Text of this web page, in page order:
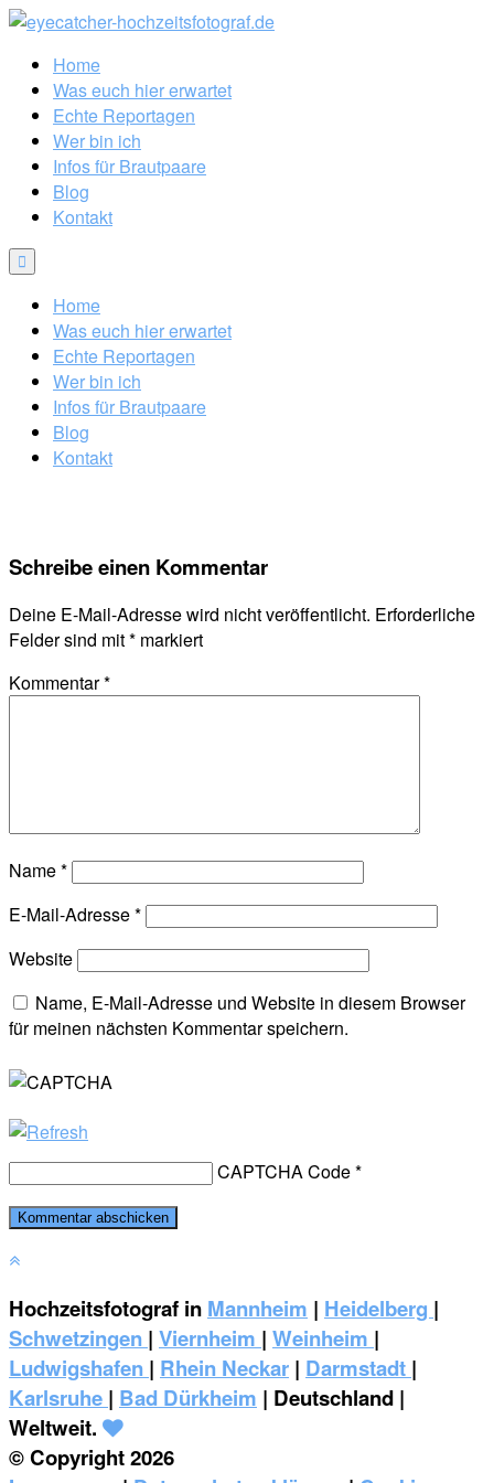
Home
Was euch hier erwartet
Echte Reportagen
Wer bin ich
Infos für Brautpaare
Blog
Kontakt
Home
Was euch hier erwartet
Echte Reportagen
Wer bin ich
Infos für Brautpaare
Blog
Kontakt
Schreibe einen Kommentar
Deine E-Mail-Adresse wird nicht veröffentlicht. Erforderliche
Felder sind mit* markiert
Kommentar*
Name*
E-Mail-Adresse*
Website
Name, E-Mail-Adresse und Website in diesem Browser
für meinen nächsten Kommentar speichern.
CAPTCHA Code*
Hochzeitsfotograf in Mannheim | Heidelberg |
Schwetzingen | Viernheim | Weinheim |
‎Ludwigshafen | Rhein Neckar | Darmstadt |
Karlsruhe | Bad Dürkheim | Deutschland |
Weltweit.
© Copyright 2026